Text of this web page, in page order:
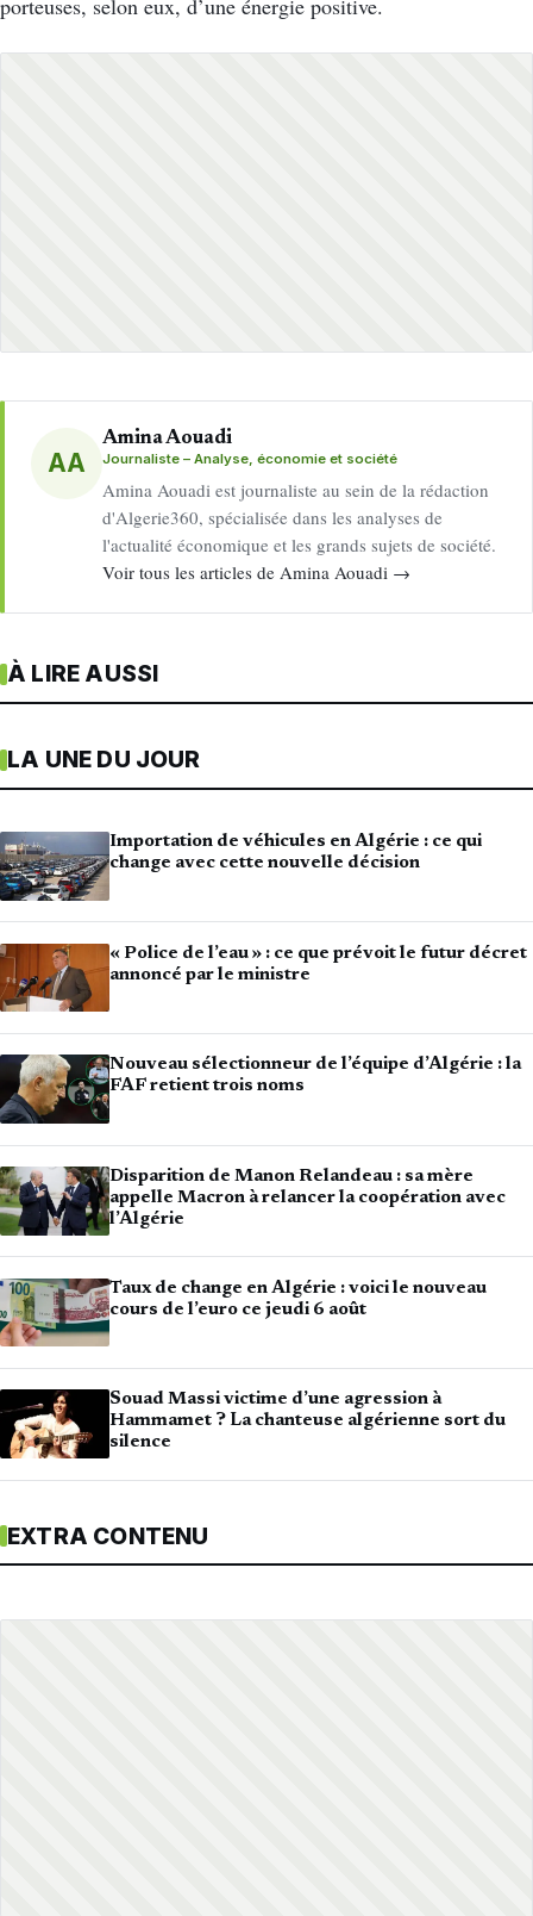
porteuses, selon eux, d’une énergie positive.
AA
Amina Aouadi
Journaliste – Analyse, économie et société
Amina Aouadi est journaliste au sein de la rédaction
d'Algerie360, spécialisée dans les analyses de
l'actualité économique et les grands sujets de société.
Voir tous les articles de Amina Aouadi →
À LIRE AUSSI
LA UNE DU JOUR
Importation de véhicules en Algérie : ce qui
change avec cette nouvelle décision
« Police de l’eau » : ce que prévoit le futur décret
annoncé par le ministre
Nouveau sélectionneur de l’équipe d’Algérie : la
FAF retient trois noms
Disparition de Manon Relandeau : sa mère
appelle Macron à relancer la coopération avec
l’Algérie
Taux de change en Algérie : voici le nouveau
cours de l’euro ce jeudi 6 août
Souad Massi victime d’une agression à
Hammamet ? La chanteuse algérienne sort du
silence
EXTRA CONTENU